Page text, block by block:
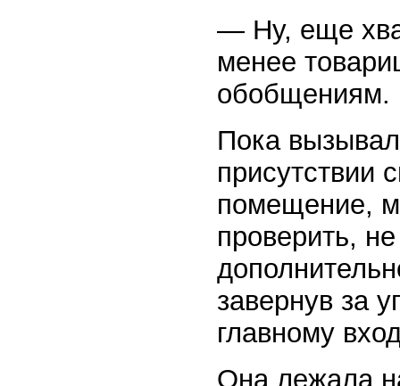
— Ну, еще
менее
обобщениям.
Пока
присутствии
помещение,
проверить,
завернув за
главному
Она лежала